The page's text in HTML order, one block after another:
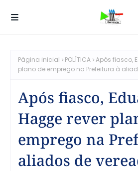
Página inicial POLÍTICA Após fiasco,
plano de emprego na Prefeitura à
Após fiasco,
Hagge rever
emprego na
aliados de